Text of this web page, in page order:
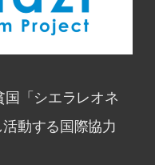
「シエラレオネ
動する国際協力